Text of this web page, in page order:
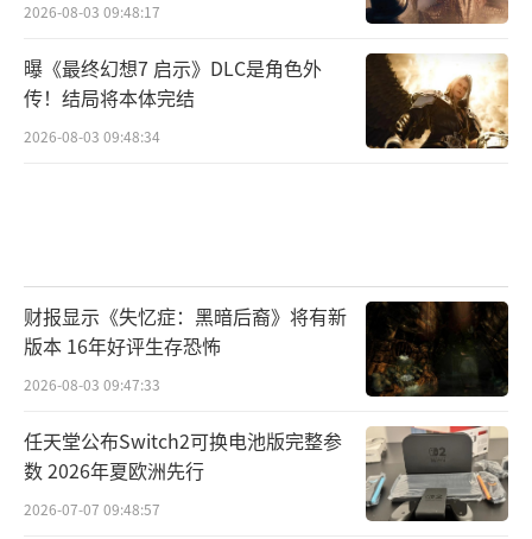
2026-08-03 09:48:17
曝《最终幻想7 启示》DLC是角色外
传！结局将本体完结
2026-08-03 09:48:34
财报显示《失忆症：黑暗后裔》将有新
版本 16年好评生存恐怖
2026-08-03 09:47:33
任天堂公布Switch2可换电池版完整参
数 2026年夏欧洲先行
2026-07-07 09:48:57